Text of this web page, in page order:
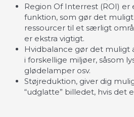
Region Of Interrest (ROI)
funktion, som gør det
ressourcer til et særligt
er ekstra vigtigt.
Hvidbalance gør det muligt
i forskellige miljøer, såsom
glødelamper osv.
Støjreduktion, giver dig
“udglatte” billedet, hvis det